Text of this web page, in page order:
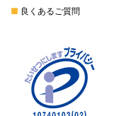
■ 良くあるご質問